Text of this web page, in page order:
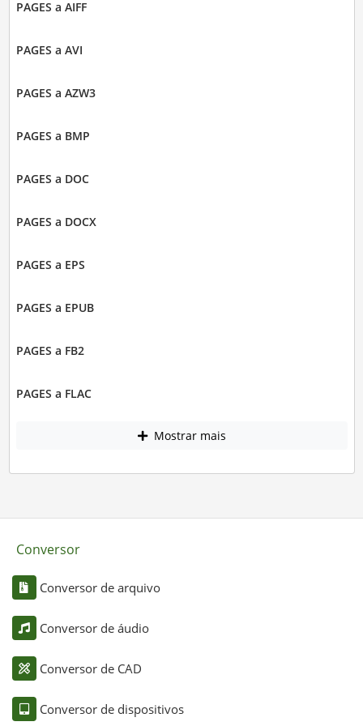
PAGES a AIFF
PAGES a AVI
PAGES a AZW3
PAGES a BMP
PAGES a DOC
PAGES a DOCX
PAGES a EPS
PAGES a EPUB
PAGES a FB2
PAGES a FLAC
Mostrar mais
Conversor
Conversor de arquivo
Conversor de áudio
Conversor de CAD
Conversor de dispositivos